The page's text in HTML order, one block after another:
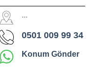
...
0501 009 99 34
Konum Gönder